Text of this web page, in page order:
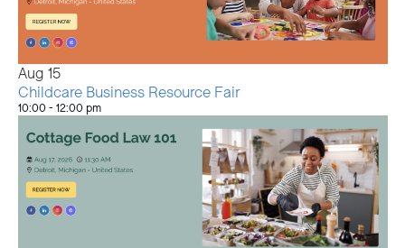
Aug 15
Childcare Business Resource Fair
10:00- 12:00 pm